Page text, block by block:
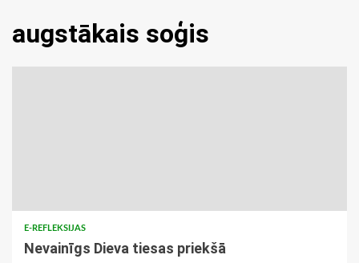
augstākais soģis
E-REFLEKSIJAS
Nevainīgs Dieva tiesas priekšā